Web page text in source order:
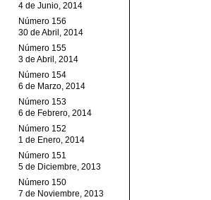
4 de Junio, 2014
Número 156
30 de Abril, 2014
Número 155
3 de Abril, 2014
Número 154
6 de Marzo, 2014
Número 153
6 de Febrero, 2014
Número 152
1 de Enero, 2014
Número 151
5 de Diciembre, 2013
Número 150
7 de Noviembre, 2013